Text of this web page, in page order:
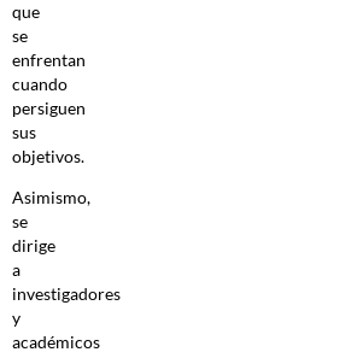
que
se
enfrentan
cuando
persiguen
sus
objetivos.
Asimismo,
se
dirige
a
investigadores
y
académicos